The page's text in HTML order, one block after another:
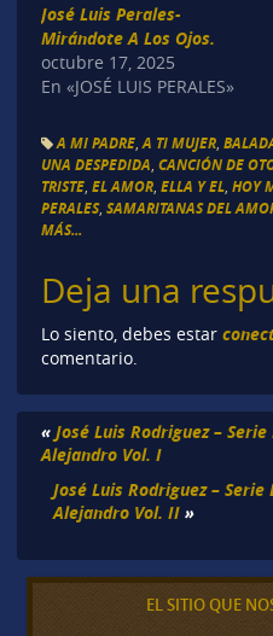
José Luis Perales-
Mirándote A Los Ojos.
octubre 17, 2025
En «JOSÉ LUIS PERALES»
A MI PADRE, A TI MUJER,
UNA DESPEDIDA CANCIÓN DE
TRISTE, EL AMOR, ELLA Y EL, HOY
PERALES, SAMARITANAS DEL
MÁS...
Deja una
Lo siento, debes estar
comentario.
« José Luis Rodriguez –
Alejandro Vol. I
José Luis Rodriguez –
Alejandro Vol. II »
EL SITIO QUE